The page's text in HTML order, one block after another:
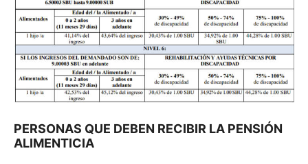
PERSONAS QUE DEBEN RECIBIR LA PENSIÓN
ALIMENTICIA